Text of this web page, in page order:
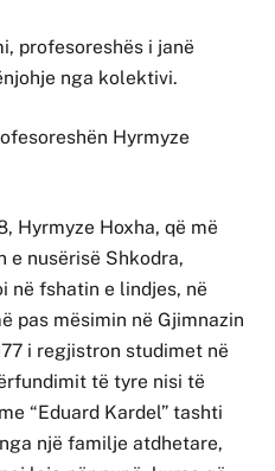
profesoreshës i janë
nga kolektivi.
Hyrmyze
Hyrmyze Hoxha, që më
e nusërisë Shkodra,
në fshatin e lindjes, në
pas mësimin në Gjimnazin
i regjistron studimet në
të tyre nisi të
“Eduard Kardel” tashti
një familje atdhetare,